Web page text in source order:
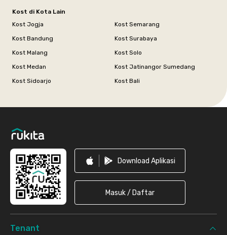
Kost di Kota Lain
Kost Jogja
Kost Semarang
Kost Bandung
Kost Surabaya
Kost Malang
Kost Solo
Kost Medan
Kost Jatinangor Sumedang
Kost Sidoarjo
Kost Bali
Download Aplikasi
Masuk / Daftar
Tenant